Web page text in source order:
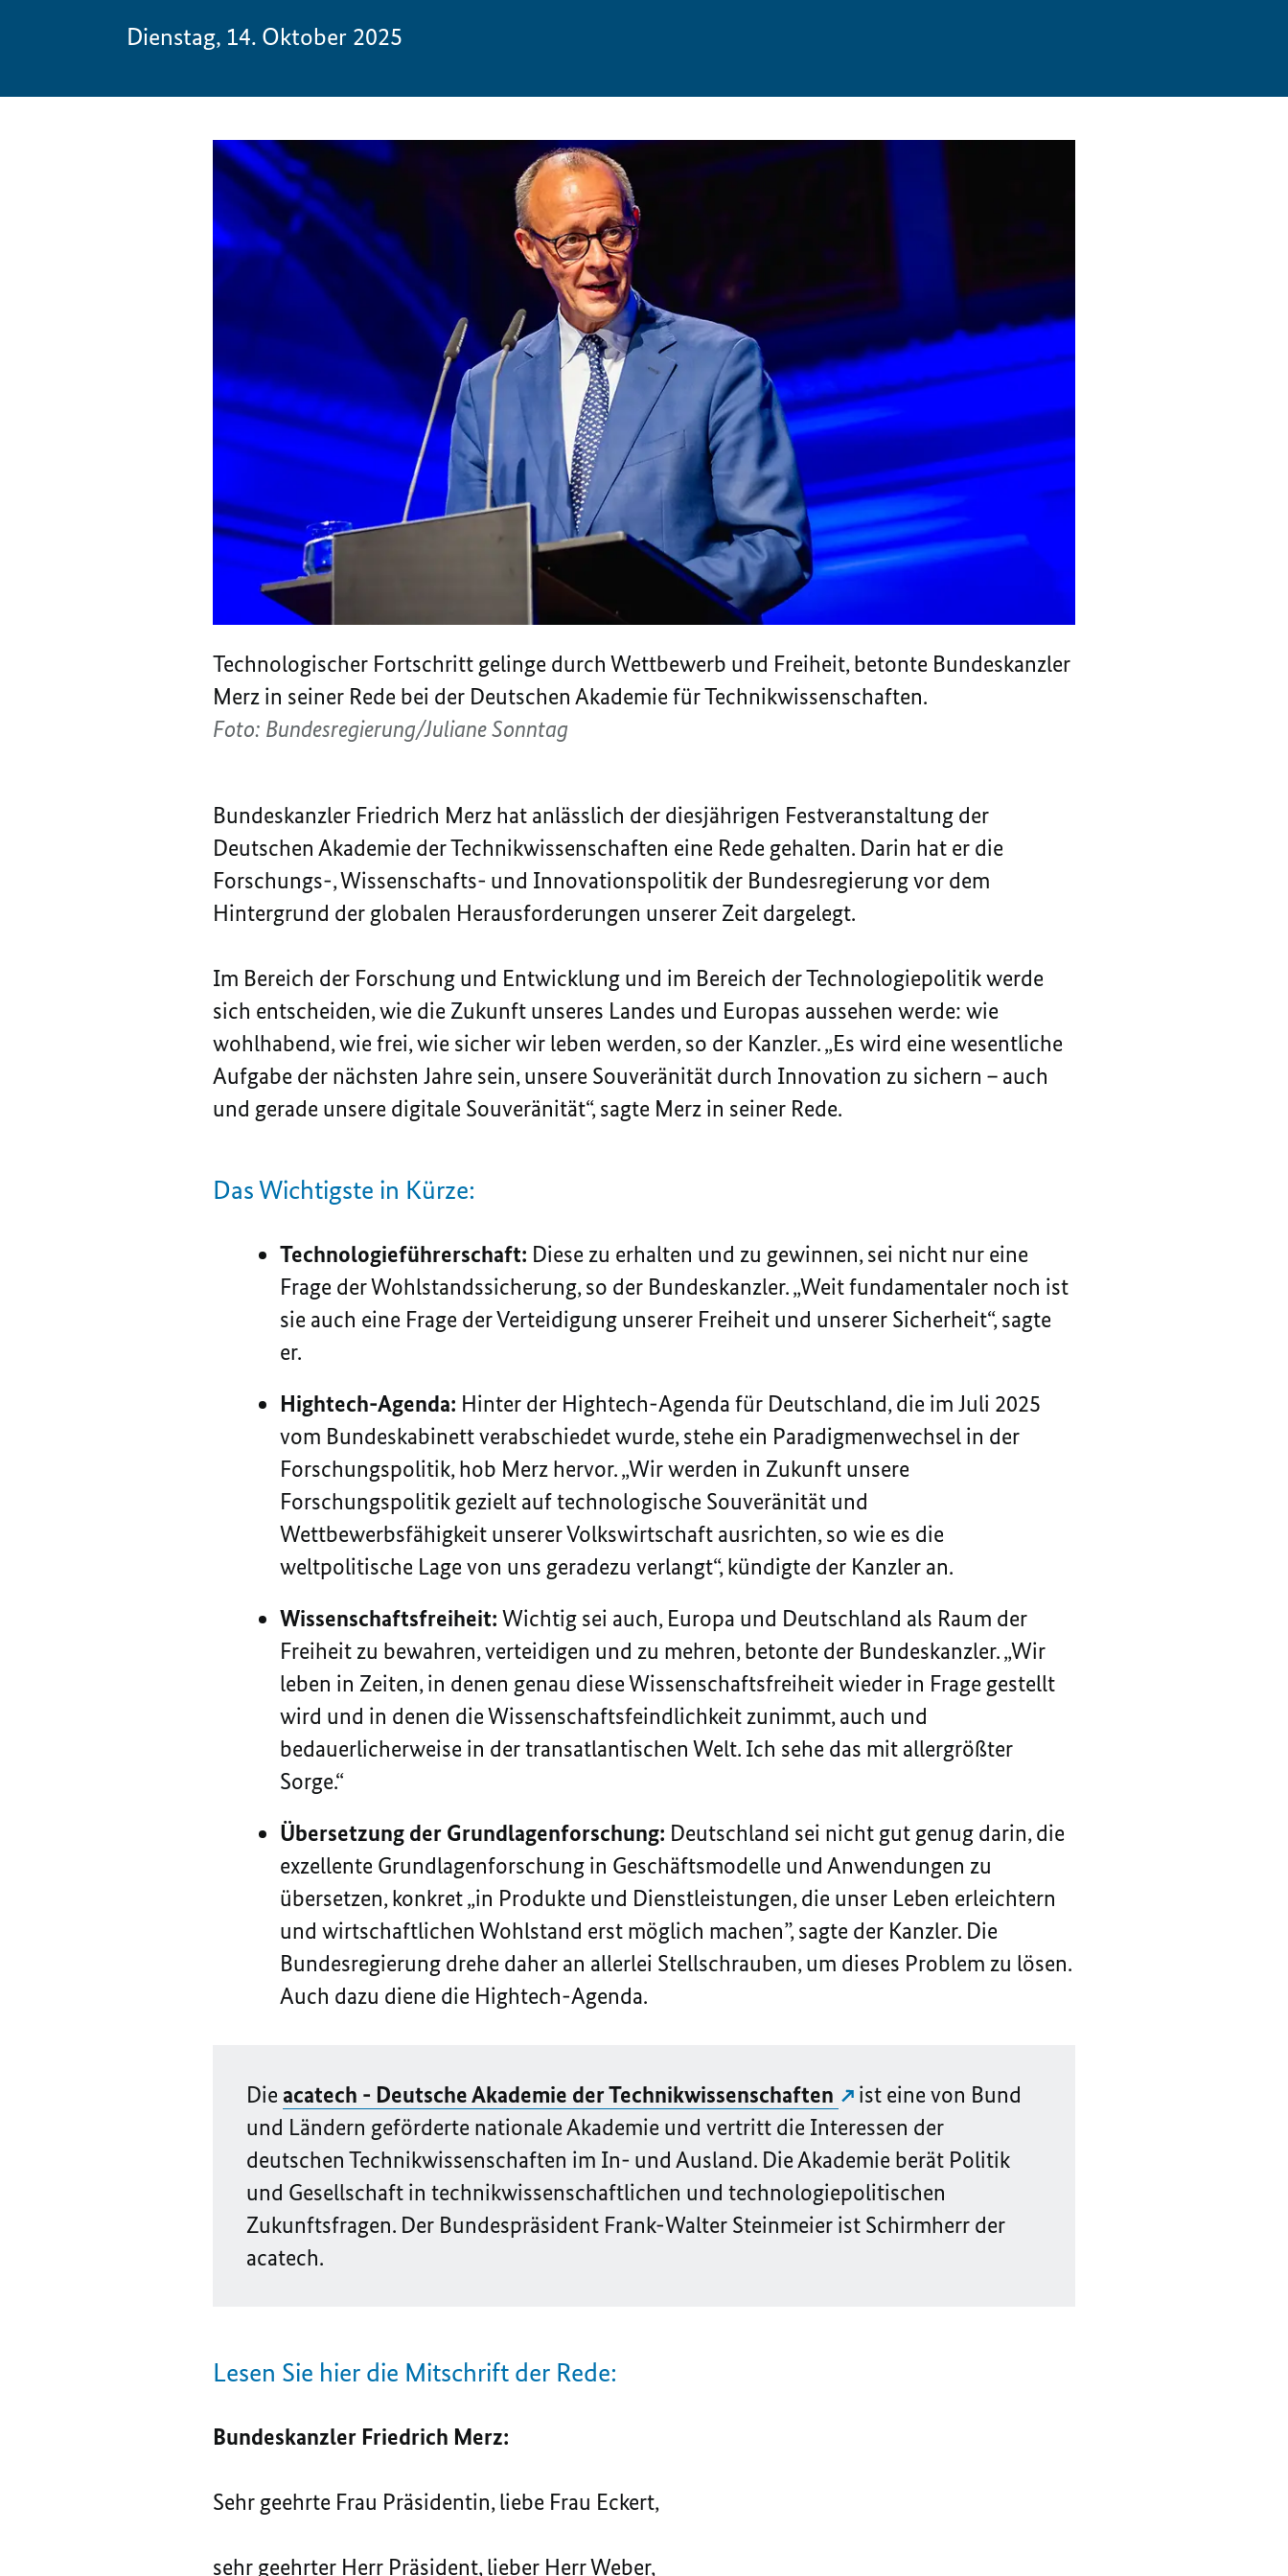
Dienstag, 14. Oktober 2025
Technologischer Fortschritt gelinge durch Wettbewerb und Freiheit, betonte Bundeskanzler
Merz in seiner Rede bei der Deutschen Akademie für Technikwissenschaften.
Foto: Bundesregierung/Juliane Sonntag
Bundeskanzler Friedrich Merz hat anlässlich der diesjährigen Festveranstaltung der
Deutschen Akademie der Technikwissenschaften eine Rede gehalten. Darin hat er die
Forschungs-, Wissenschafts- und Innovationspolitik der Bundesregierung vor dem
Hintergrund der globalen Herausforderungen unserer Zeit dargelegt.
Im Bereich der Forschung und Entwicklung und im Bereich der Technologiepolitik werde
sich entscheiden, wie die Zukunft unseres Landes und Europas aussehen werde: wie
wohlhabend, wie frei, wie sicher wir leben werden, so der Kanzler. „Es wird eine wesentliche
Aufgabe der nächsten Jahre sein, unsere Souveränität durch Innovation zu sichern – auch
und gerade unsere digitale Souveränität“, sagte Merz in seiner Rede.
Das Wichtigste in Kürze:
Technologieführerschaft: Diese zu erhalten und zu gewinnen, sei nicht nur eine
Frage der Wohlstandssicherung, so der Bundeskanzler. „Weit fundamentaler noch ist
sie auch eine Frage der Verteidigung unserer Freiheit und unserer Sicherheit“, sagte
er.
Hightech-Agenda: Hinter der Hightech-Agenda für Deutschland, die im Juli 2025
vom Bundeskabinett verabschiedet wurde, stehe ein Paradigmenwechsel in der
Forschungspolitik, hob Merz hervor. „Wir werden in Zukunft unsere
Forschungspolitik gezielt auf technologische Souveränität und
Wettbewerbsfähigkeit unserer Volkswirtschaft ausrichten, so wie es die
weltpolitische Lage von uns geradezu verlangt“, kündigte der Kanzler an.
Wissenschaftsfreiheit: Wichtig sei auch, Europa und Deutschland als Raum der
Freiheit zu bewahren, verteidigen und zu mehren, betonte der Bundeskanzler. „Wir
leben in Zeiten, in denen genau diese Wissenschaftsfreiheit wieder in Frage gestellt
wird und in denen die Wissenschaftsfeindlichkeit zunimmt, auch und
bedauerlicherweise in der transatlantischen Welt. Ich sehe das mit allergrößter
Sorge.“
Übersetzung der Grundlagenforschung: Deutschland sei nicht gut genug darin, die
exzellente Grundlagenforschung in Geschäftsmodelle und Anwendungen zu
übersetzen, konkret „in Produkte und Dienstleistungen, die unser Leben erleichtern
und wirtschaftlichen Wohlstand erst möglich machen”, sagte der Kanzler. Die
Bundesregierung drehe daher an allerlei Stellschrauben, um dieses Problem zu lösen.
Auch dazu diene die Hightech-Agenda.
Die acatech - Deutsche Akademie der Technikwissenschaften
ist eine von Bund
und Ländern geförderte nationale Akademie und vertritt die Interessen der
deutschen Technikwissenschaften im In- und Ausland. Die Akademie berät Politik
und Gesellschaft in technikwissenschaftlichen und technologiepolitischen
Zukunftsfragen. Der Bundespräsident Frank-Walter Steinmeier ist Schirmherr der
acatech.
Lesen Sie hier die Mitschrift der Rede:
Bundeskanzler Friedrich Merz:
Sehr geehrte Frau Präsidentin, liebe Frau Eckert,
sehr geehrter Herr Präsident, lieber Herr Weber,